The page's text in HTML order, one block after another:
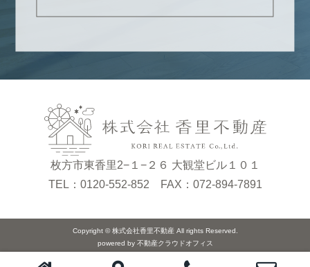
枚方市東香里2−１−２６ 大観堂ビル１０１
TEL：0120-552-852 FAX：072-894-7891
Copyright © 株式会社香里不動産 All rights Reserved.
powered by 不動産クラウドオフィス